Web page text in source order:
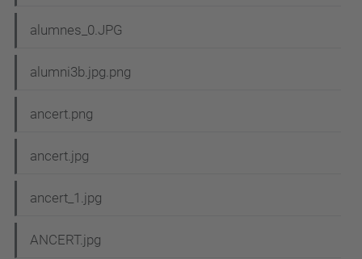
alumnes_0.JPG
alumni3b.jpg.png
ancert.png
ancert.jpg
ancert_1.jpg
ANCERT.jpg